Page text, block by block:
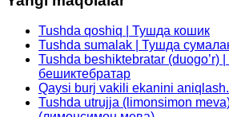
Tushda qoshiq | Тушда кошик
Tushda sumalak | Тушда
Tushda beshiktebratar (duogo’r)
бешиктебратар
Qaysi burj vakili ekanini aniqlash.
Tushda utrujja (limonsimon